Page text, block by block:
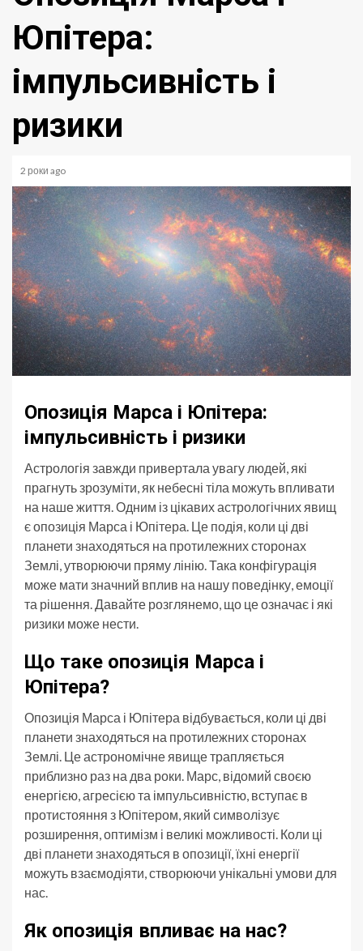
Юпітера:
імпульсивність і
ризики
2 роки ago
Опозиція Марса і Юпітера:
імпульсивність і ризики
Астрологія завжди привертала увагу людей, які
прагнуть зрозуміти, як небесні тіла можуть впливати
на наше життя. Одним із цікавих астрологічних явищ
є опозиція Марса і Юпітера. Це подія, коли ці дві
планети знаходяться на протилежних сторонах
Землі, утворюючи пряму лінію. Така конфігурація
може мати значний вплив на нашу поведінку, емоції
та рішення. Давайте розглянемо, що це означає і які
ризики може нести.
Що таке опозиція Марса і
Юпітера?
Опозиція Марса і Юпітера відбувається, коли ці дві
планети знаходяться на протилежних сторонах
Землі. Це астрономічне явище трапляється
приблизно раз на два роки. Марс, відомий своєю
енергією, агресією та імпульсивністю, вступає в
протистояння з Юпітером, який символізує
розширення, оптимізм і великі можливості. Коли ці
дві планети знаходяться в опозиції, їхні енергії
можуть взаємодіяти, створюючи унікальні умови для
нас.
Як опозиція впливає на нас?